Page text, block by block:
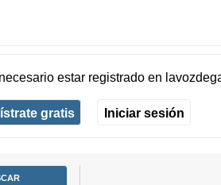
estar registradoen
gratis Iniciar sesión